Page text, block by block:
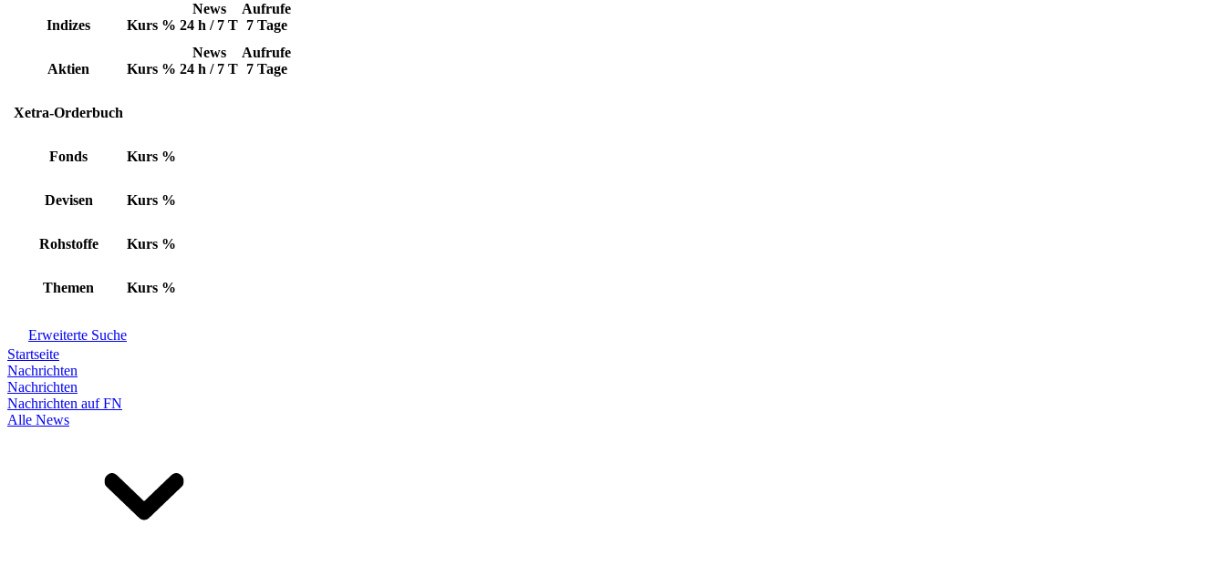
Indizes Kurs %
News
24 h / 7 T
Aufrufe
7 Tage
Aktien Kurs %
News
24 h / 7 T
Aufrufe
7 Tage
Xetra-Orderbuch
Fonds Kurs %
Devisen Kurs %
Rohstoffe Kurs %
Themen Kurs %
Erweiterte Suche
Startseite
Nachrichten
Nachrichten
Nachrichten auf FN
Alle News